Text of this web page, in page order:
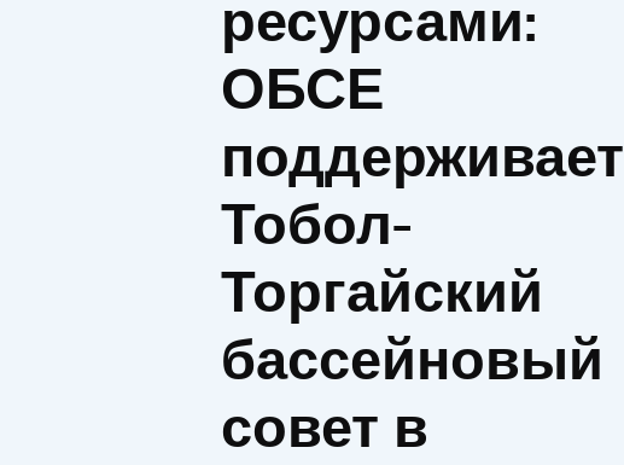
ресурсами:
ОБСЕ
поддерживает
Тобол-
Торгайский
бассейновый
совет в